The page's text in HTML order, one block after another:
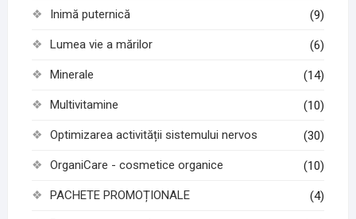
Inimă puternică (9)
Lumea vie a mărilor (6)
Minerale (14)
Multivitamine (10)
Optimizarea activității sistemului nervos (30)
OrganiCare - cosmetice organice (10)
PACHETE PROMOȚIONALE (4)